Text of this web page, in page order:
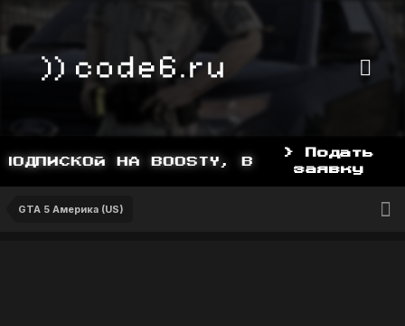
НА BOOSTY, BOOSTY.TO/YDDY
> Подать
заявку
GTA 5 Америка (US)